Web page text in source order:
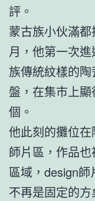
評。
蒙古族小伙滿
月，他第一次
族傳統紋樣的
盤，在集市上
個。
他此刻的攤位
師片區，作品
區域，design師
不再是固定的